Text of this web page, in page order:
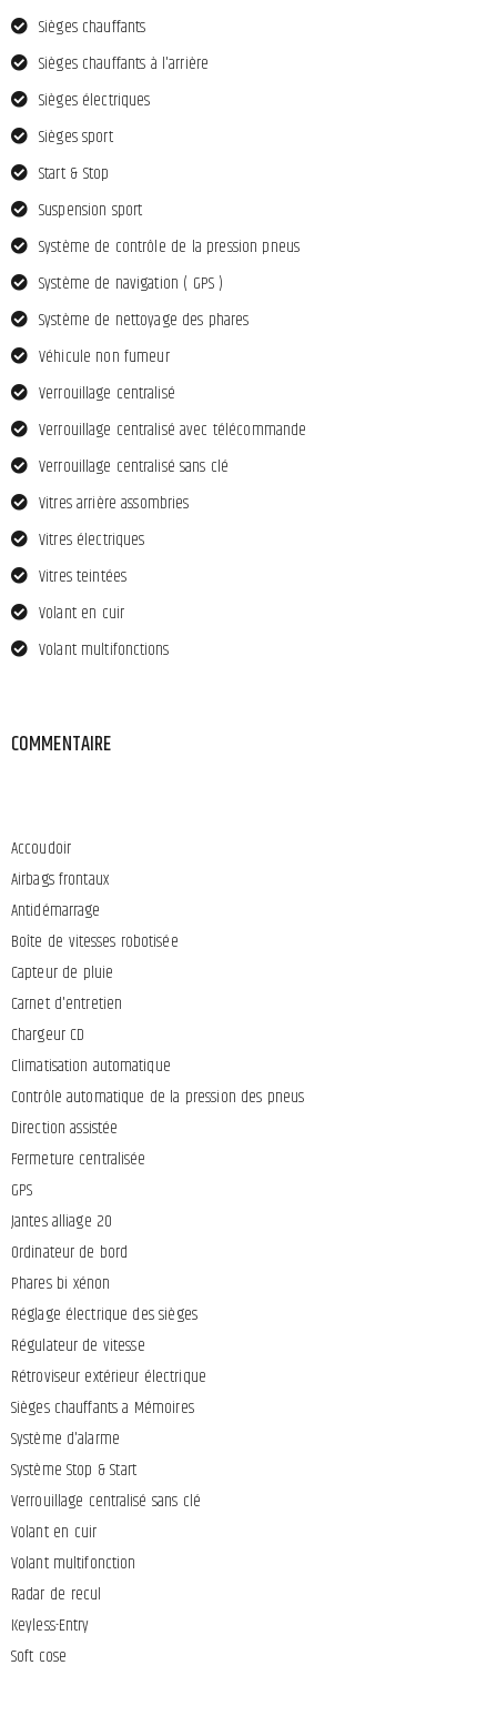
Sièges chauffants
Sièges chauffants à l'arrière
Sièges électriques
Sièges sport
Start & Stop
Suspension sport
Système de contrôle de la pression pneus
Système de navigation ( GPS )
Système de nettoyage des phares
Véhicule non fumeur
Verrouillage centralisé
Verrouillage centralisé avec télécommande
Verrouillage centralisé sans clé
Vitres arrière assombries
Vitres électriques
Vitres teintées
Volant en cuir
Volant multifonctions
COMMENTAIRE
Accoudoir
Airbags frontaux
Antidémarrage
Boîte de vitesses robotisée
Capteur de pluie
Carnet d'entretien
Chargeur CD
Climatisation automatique
Contrôle automatique de la pression des pneus
Direction assistée
Fermeture centralisée
GPS
Jantes alliage 20
Ordinateur de bord
Phares bi xénon
Réglage électrique des sièges
Régulateur de vitesse
Rétroviseur extérieur électrique
Sièges chauffants a Mémoires
Système d'alarme
Système Stop & Start
Verrouillage centralisé sans clé
Volant en cuir
Volant multifonction
Radar de recul
Keyless-Entry
Soft cose